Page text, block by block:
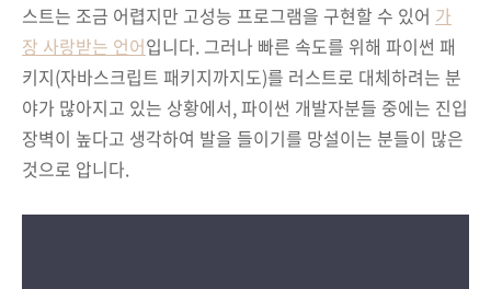
스트는 조금 어렵지만 고성능 프로그램을 구현할 수 있어 가
장 사랑받는 언어입니다. 그러나 빠른 속도를 위해 파이썬 패
키지(자바스크립트 패키지까지도)를 러스트로 대체하려는 분
야가 많아지고 있는 상황에서, 파이썬 개발자분들 중에는 진입
장벽이 높다고 생각하여 발을 들이기를 망설이는 분들이 많은
것으로 압니다.